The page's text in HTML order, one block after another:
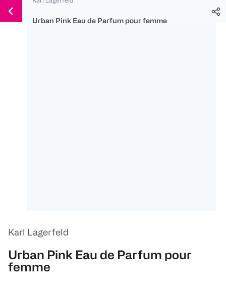
150 Ös
300 Ös
500 Ös
Weiter
zum
Urban Pink Eau de Parfum pour femme
Karl Lagerfeld
Urban Pink Eau de Parfum pour
femme